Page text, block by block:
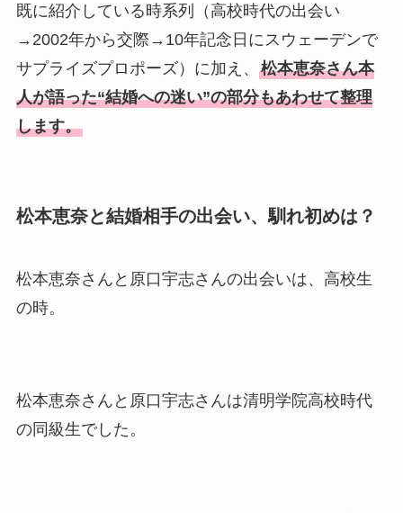
顔画像！元嫁との離婚理由や
息子も調査！
福田こうへいの奥さんの顔写
真が美人！息子や夫妻の最新
誰かも調査！
の馴れ初めに元嫁との結婚や
既に紹介している時系列（高校時代の出会い
→2002年から交際→10年記念日にスウェーデンで
サプライズプロポーズ）に加え、 松本恵奈さん本
人が語った“結婚への迷い”の部分もあわせて整理
します。
松本恵奈と結婚相手の出会い、馴れ初めは？
松本恵奈さんと原口宇志さんの出会いは、高校生
の時。
松本恵奈さんと原口宇志さんは清明学院高校時代
の同級生でした。